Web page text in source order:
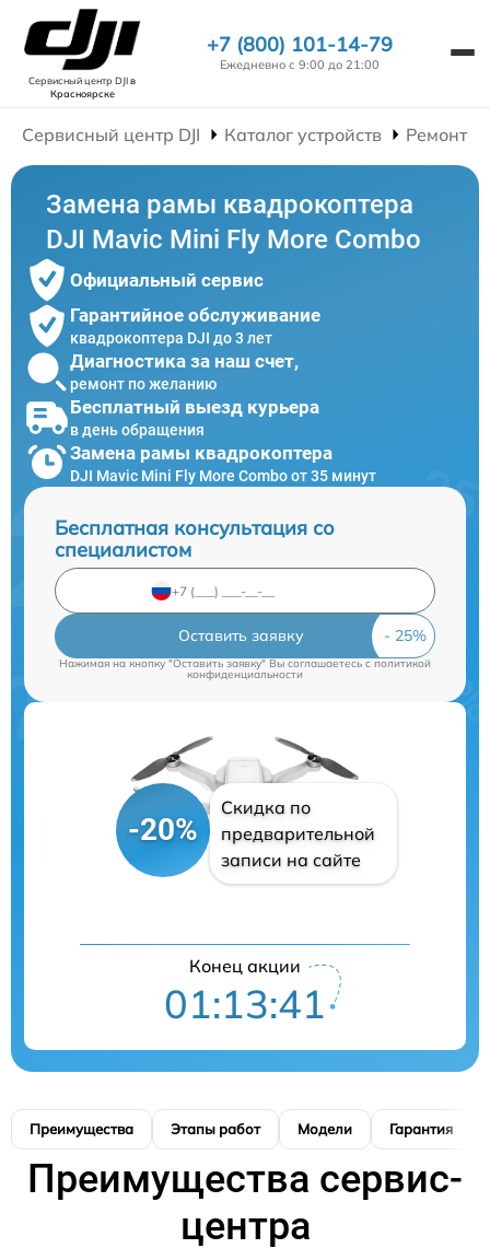
Сервисный центр DJIв
Красноярске
+7 (800) 101-14-79
Ежедневно с 9:00 до 21:00
Сервисный центр DJI Каталог устройств Ремонт
Замена рамы квадрокоптера
DJI Mavic Mini Fly More Combo
Официальный сервис
Гарантийное обслуживание
квадрокоптера DJI до 3 лет
Диагностика за наш счет,
ремонт по желанию
Бесплатный выезд курьера
в день обращения
Замена рамы квадрокоптера
DJI Mavic Mini Fly More Combo от 35 минут
Бесплатная консультация со
специалистом
Оставить заявку
Нажимая на кнопку "Оставить заявку" Вы соглашаетесь cполитикой
конфиденциальности
-20%
Скидка по
предварительной
записи на сайте
Конец акции
01:13:40
Преимущества Этапы работ Модели Гарантия
Преимущества сервис-
центра